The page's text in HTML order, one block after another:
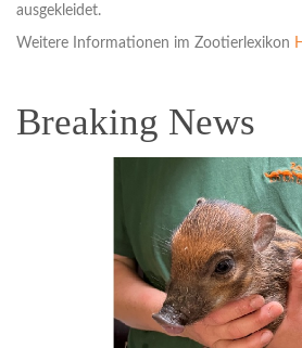
ausgekleidet.
Weitere Informationen im Zootierlexikon
Breaking News